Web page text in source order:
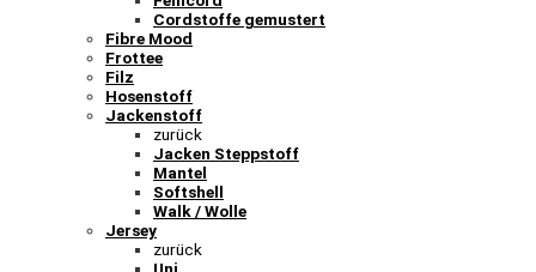
Cordstoffe gemustert
Fibre Mood
Frottee
Filz
Hosenstoff
Jackenstoff
zurück
Jacken Steppstoff
Mantel
Softshell
Walk / Wolle
Jersey
zurück